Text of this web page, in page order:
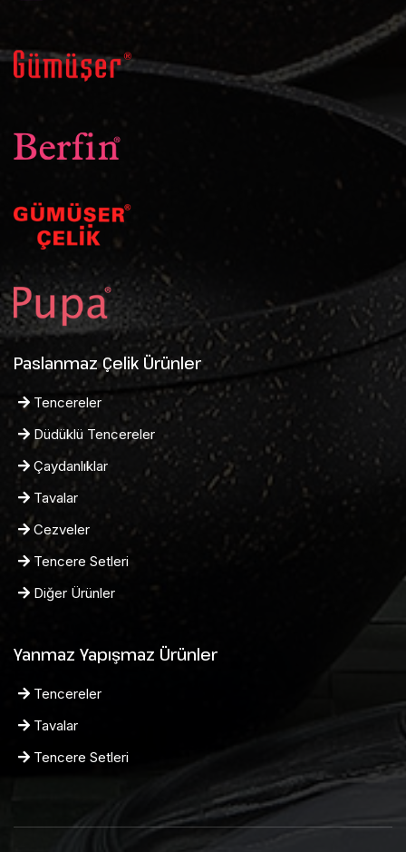
Paslanmaz Çelik Ürünler
Tencereler
Düdüklü Tencereler
Çaydanlıklar
Tavalar
Cezveler
Tencere Setleri
Diğer Ürünler
Yanmaz Yapışmaz Ürünler
Tencereler
Tavalar
Tencere Setleri